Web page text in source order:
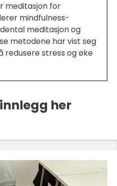
meditasjon for
mindfulness-
meditasjon og
metodene har vist seg
stress og øke
her